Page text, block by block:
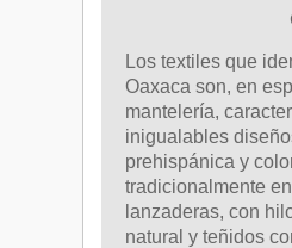
Los textiles que
Oaxaca son, en
mantelería,
inigualables
prehispánica y
tradicionalmente
lanzaderas, con
natural y teñidos